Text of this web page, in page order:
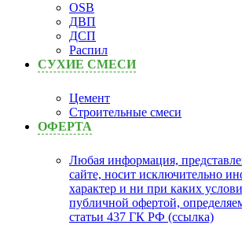
OSB
ДВП
ДСП
Распил
СУХИЕ СМЕСИ
Цемент
Строительные смеси
ОФЕРТА
Любая информация,
сайте, носит исключительно
характер и ни при каких
публичной офертой,
статьи 437 ГК РФ (ссылка)